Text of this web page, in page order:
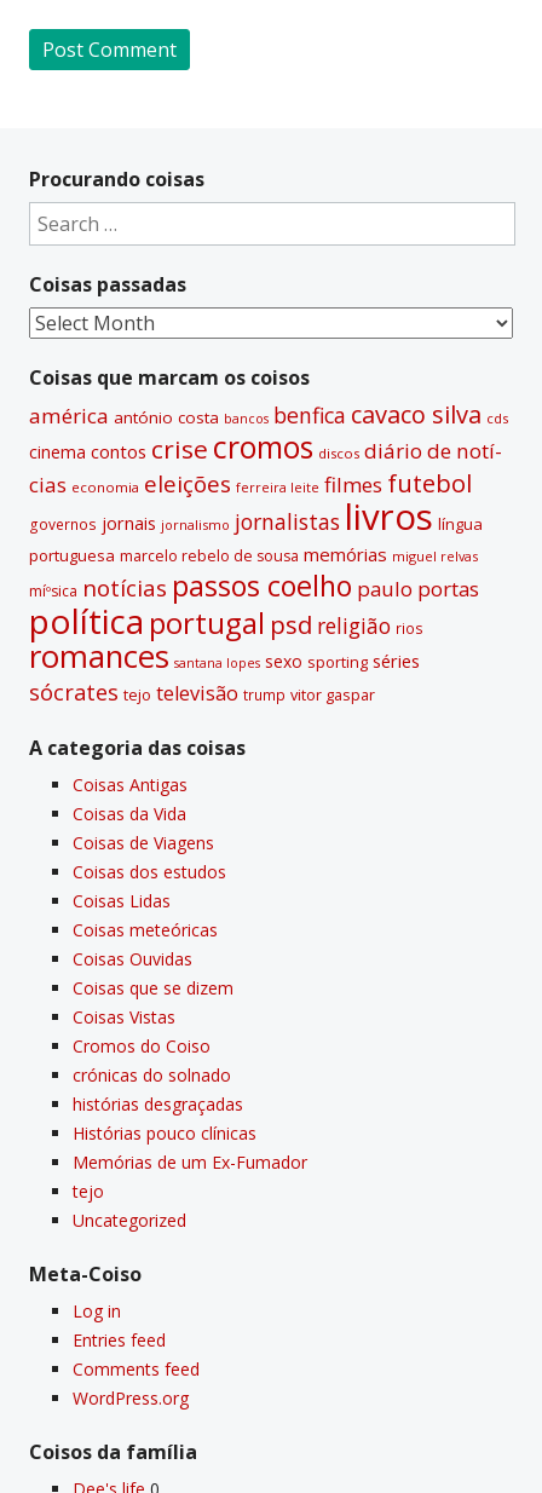
t
e
a
t
i
v
Procurando coisas
Search
for:
Coisas passadas
Coisas
Coisas que marcam os coisos
américa antónio costa bancos benfica cavaco silva cds
cinema contos crise cromos discos diário de notí­
cias economia eleições ferreira leite filmes futebol
governos jornais jornalismo jornalistas livros lí­ngua
portuguesa marcelo rebelo de sousa memórias miguel relvas
míºsica notí­cias passos coelho paulo portas
polí­tica portugal psd religião rios
romances santana lopes sexo sporting séries
sócrates tejo televisão trump vitor gaspar
A categoria das coisas
Coisas Antigas
Coisas da Vida
Coisas de Viagens
Coisas dos estudos
Coisas Lidas
Coisas meteóricas
Coisas Ouvidas
Coisas que se dizem
Coisas Vistas
Cromos do Coiso
crónicas do solnado
histórias desgraçadas
Histórias pouco clí­nicas
Memórias de um Ex-Fumador
tejo
Uncategorized
Meta-Coiso
Log in
Entries feed
Comments feed
WordPress.org
Coisos da famí­lia